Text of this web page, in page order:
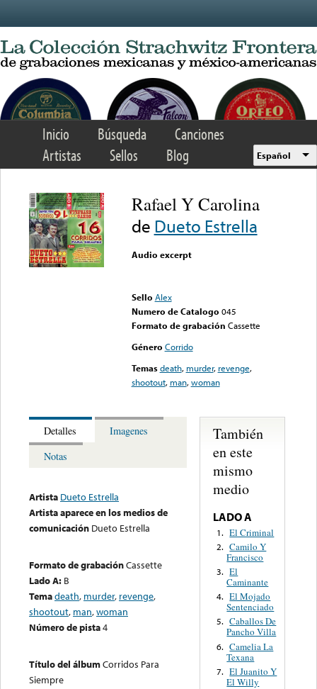
Inicio Búsqueda
Canciones
Artistas
Sellos Blog Español
Rafael Y Carolina
de Dueto Estrella
Audio excerpt
Sello Alex
Numero de Catalogo 045
Formato de grabación Cassette
Género Corrido
Temas death, murder, revenge,
shootout, man,woman
Detalles
Imagenes
Notas
Artista Dueto Estrella
Artista aparece en los medios de
comunicación Dueto Estrella
Formato de grabaciónCassette
Lado A: B
Temadeath, murder, revenge,
shootout, man,woman
Número de pista4
Título del álbumCorridos Para
Siempre
También
en este
mismo
medio
LADO A
1. El Criminal
2. Camilo Y
Francisco
3. El
Caminante
4. El Mojado
Sentenciado
5. Caballos De
Pancho Villa
6. Camelia La
Texana
7. El Juanito Y
El Willy